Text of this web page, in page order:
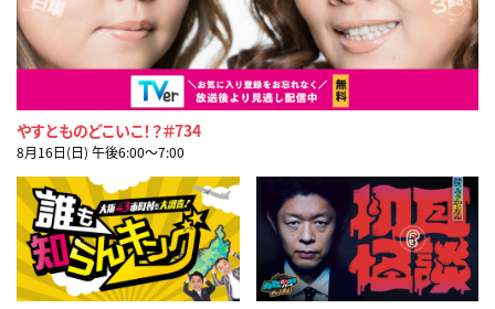
やすとものどこいこ！？＃734
8月16日(日) 午後6:00〜7:00